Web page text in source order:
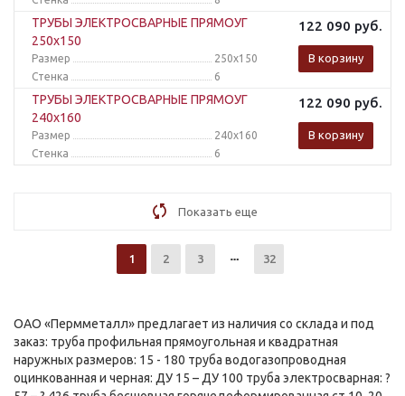
ТРУБЫ ЭЛЕКТРОСВАРНЫЕ ПРЯМОУГ
250x150
Размер
250x150
Стенка
6
122 090 руб.
В корзину
ТРУБЫ ЭЛЕКТРОСВАРНЫЕ ПРЯМОУГ
240x160
Размер
240x160
Стенка
6
122 090 руб.
В корзину
Показать еще
1 2 3 32
ОАО «Пермметалл» предлагает из наличия со склада и под
заказ: труба профильная прямоугольная и квадратная
наружных размеров: 15 - 180 труба водогазопроводная
оцинкованная и черная: ДУ 15 – ДУ 100 труба электросварная: ?